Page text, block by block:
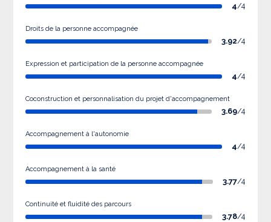
4/4
Droits de la personne accompagnée
3.92/4
Expression et participation de la personne accompagnée
4/4
Coconstruction et personnalisation du projet d'accompagnement
3.69/4
Accompagnement à l'autonomie
4/4
Accompagnement à la santé
3.77/4
Continuité et fluidité des parcours
3.78/4